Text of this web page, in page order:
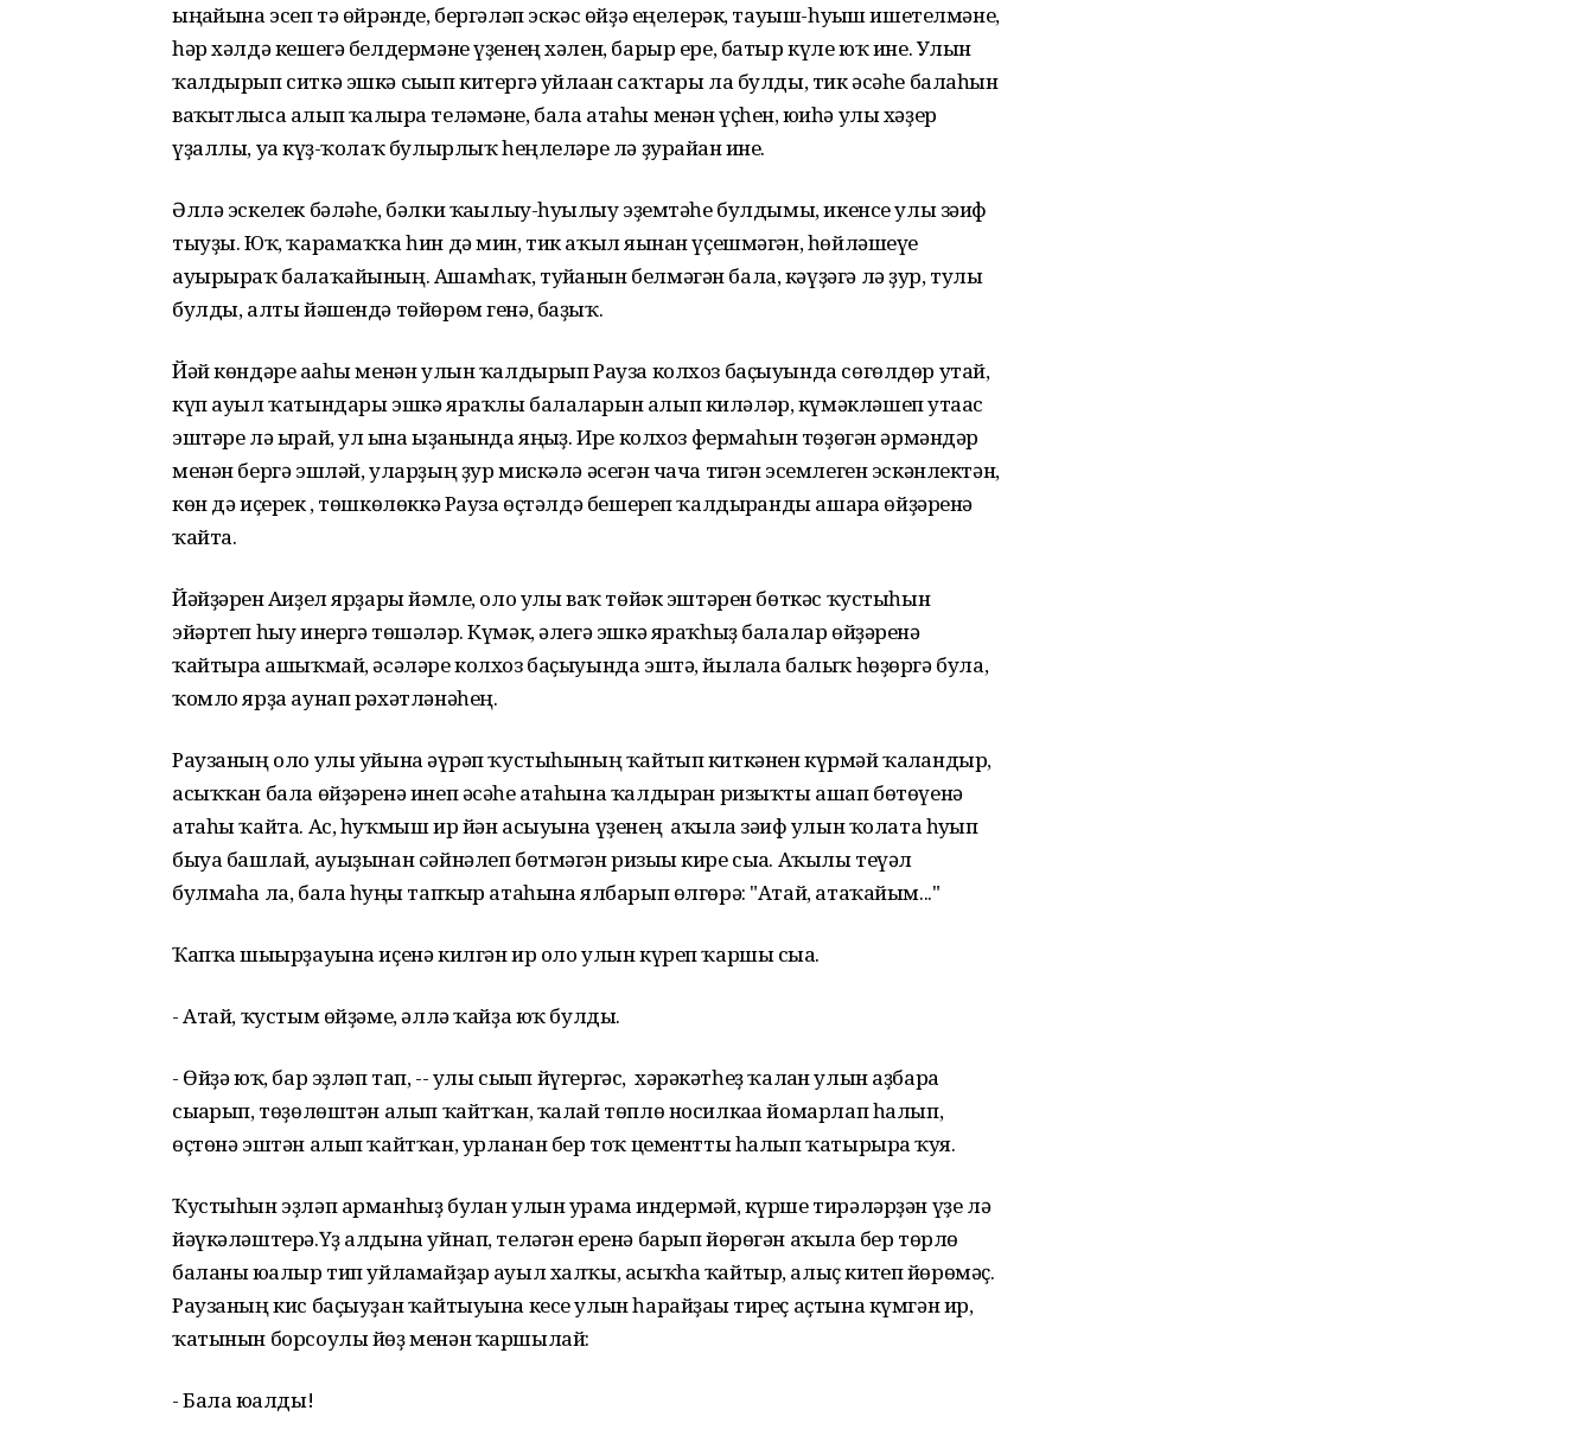
ыңғайына эсеп тә өйрәнде, бергәләп эскәс өйҙә еңелерәк, тауыш-һуғыш ишетелмәне,
һәр хәлдә кешегә белдермәне үҙенең хәлен, барыр ере, батыр күле юҡ ине. Улын
ҡалдырып ситкә эшкә сығып китергә уйлаған саҡтары ла булды, тик әсәһе балаһын
ваҡытлыса алып ҡалырға теләмәне, бала атаһы менән үҫһен, юғиһә улы хәҙер
үҙаллы, уға күҙ-ҡолаҡ булырлыҡ һеңлеләре лә ҙурайған ине.
Әллә эскелек бәләһе, бәлки ҡағылыу-һуғылыу эҙемтәһе булдымы, икенсе улы зәғиф
тыуҙы. Юҡ, ҡарамаҡҡа һин дә мин, тик аҡыл яғынан үҫешмәгән, һөйләшеүе
ауырыраҡ балаҡайының. Ашамһаҡ, туйғанын белмәгән бала, кәүҙәгә лә ҙур, тулы
булды, алты йәшендә төйөрөм генә, баҙыҡ.
Йәй көндәре ағаһы менән улын ҡалдырып Рауза колхоз баҫыуында сөгөлдөр утай,
күп ауыл ҡатындары эшкә яраҡлы балаларын алып киләләр, күмәкләшеп утағас
эштәре лә ырай, ул ғына ыҙанында яңғыҙ. Ире колхоз фермаһын төҙөгән әрмәндәр
менән бергә эшләй, уларҙың ҙур мискәлә әсегән чача тигән эсемлеген эскәнлектән,
көн дә иҫерек , төшкөлөккә Рауза өҫтәлдә бешереп ҡалдырғанды ашарға өйҙәренә
ҡайта.
Йәйҙәрен Ағиҙел ярҙары йәмле, оло улы ваҡ төйәк эштәрен бөткәс ҡустыһын
эйәртеп һыу инергә төшәләр. Күмәк, әлегә эшкә яраҡһыҙ балалар өйҙәренә
ҡайтырға ашыҡмай, әсәләре колхоз баҫыуында эштә, йылғала балыҡ һөҙөргә була,
ҡомло ярҙа аунап рәхәтләнәһең.
Раузаның оло улы уйынға әүрәп ҡустыһының ҡайтып киткәнен күрмәй ҡалғандыр,
асыҡҡан бала өйҙәренә инеп әсәһе атаһына ҡалдырған ризыҡты ашап бөтөүенә
атаһы ҡайта. Ас, һуҡмыш ир йән асыуына үҙенең аҡылға зәғиф улын ҡолата һуғып
быуа башлай, ауыҙынан сәйнәлеп бөтмәгән ризығы кире сыға. Аҡылы теүәл
булмаһа ла, бала һуңғы тапҡыр атаһына ялбарып өлгөрә: "Атай, атаҡайым..."
Ҡапҡа шығырҙауына иҫенә килгән ир оло улын күреп ҡаршы сыға.
- Атай, ҡустым өйҙәме, әллә ҡайҙа юҡ булды.
- Өйҙә юҡ, бар эҙләп тап, -- улы сығып йүгергәс, хәрәкәтһеҙ ҡалған улын аҙбарға
сығарып, төҙөлөштән алып ҡайтҡан, ҡалай төплө носилкаға йомарлап һалып,
өҫтөнә эштән алып ҡайтҡан, урланған бер тоҡ цементты һалып ҡатырырға ҡуя.
Ҡустыһын эҙләп арманһыҙ булған улын урамға индермәй, күрше тирәләрҙән үҙе лә
йәүкәләштерә.Үҙ алдына уйнап, теләгән еренә барып йөрөгән аҡылға бер төрлө
баланы юғалыр тип уйламайҙар ауыл халҡы, асыҡһа ҡайтыр, алыҫ китеп йөрөмәҫ.
Раузаның кис баҫыуҙан ҡайтыуына кесе улын һарайҙағы тиреҫ аҫтына күмгән ир,
ҡатынын борсоулы йөҙ менән ҡаршылай:
- Бала юғалды!